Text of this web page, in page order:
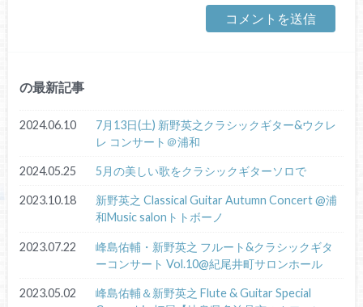
の最新記事
2024.06.10
7月13日(土) 新野英之クラシックギター&ウクレ
レ コンサート＠浦和
2024.05.25 5月の美しい歌をクラシックギターソロで
2023.10.18
新野英之 Classical Guitar Autumn Concert @浦
和Music salonトトボーノ
2023.07.22
峰島佑輔・新野英之 フルート&クラシックギタ
ーコンサート Vol.10@紀尾井町サロンホール
2023.05.02
峰島佑輔＆新野英之 Flute & Guitar Special